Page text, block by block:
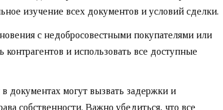
изучение всех документов и условий сделки.
с недобросовестными покупателями или
и использовать все доступные
в документах могут вызвать задержки и
собственности. Важно убедиться, что все